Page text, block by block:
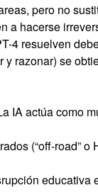
pero no
a hacerse
4 resuelven
razonar) se
actúa como
(“off-road”